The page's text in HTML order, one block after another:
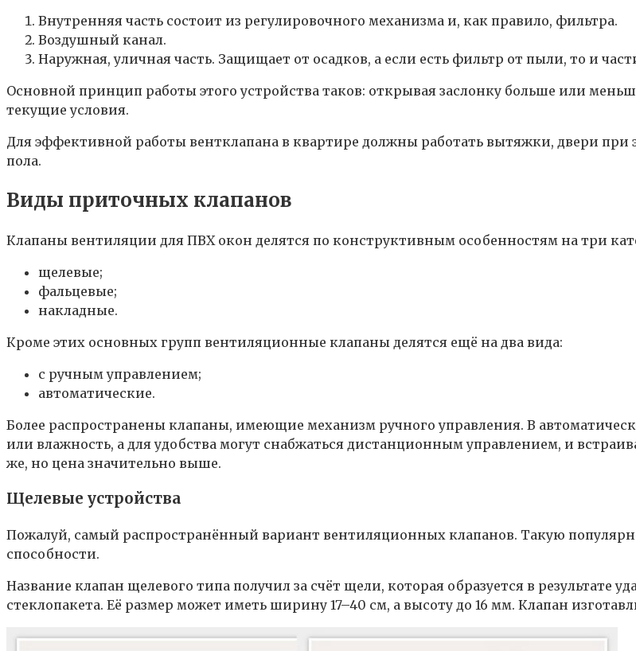
Внутренняя часть состоит из регулировочного механизма и, как правило, фильтра.
Воздушный канал.
Наружная, уличная часть. Защищает от осадков, а если есть фильтр от пыли, то и
Основной принцип работы этого устройства таков: открывая заслонку больше или
текущие условия.
Для эффективной работы вентклапана в квартире должны работать вытяжки, двери
пола.
Виды приточных клапанов
Клапаны вентиляции для ПВХ окон делятся по конструктивным особенностям на три
щелевые;
фальцевые;
накладные.
Кроме этих основных групп вентиляционные клапаны делятся ещё на два вида:
с ручным управлением;
автоматические.
Более распространены клапаны, имеющие механизм ручного управления. В
или влажность, а для удобства могут снабжаться дистанционным управлением, и
же, но цена значительно выше.
Щелевые устройства
Пожалуй, самый распространённый вариант вентиляционных клапанов. Такую
способности.
Название клапан щелевого типа получил за счёт щели, которая образуется в результате
стеклопакета. Её размер может иметь ширину 17–40 см, а высоту до 16 мм. Клапан